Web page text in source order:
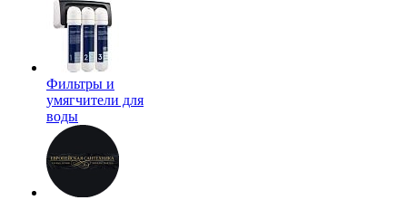
Фильтры и
умягчители для
воды